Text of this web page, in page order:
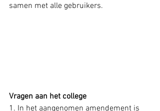
samen met alle gebruikers.
Vragen aan het college
1. In het aangenomen amendement is